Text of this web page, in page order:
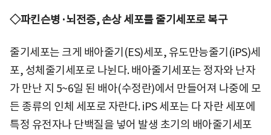
◇파킨슨병·뇌전증, 손상 세포를 줄기세포로 복구
줄기세포는 크게 배아줄기(ES)세포, 유도만능줄기(iPS)세
포, 성체줄기세포로 나뉜다. 배아줄기세포는 정자와 난자
가 만난 지 5~6일 된 배아(수정란)에서 만들어져 나중에 모
든 종류의 인체 세포로 자란다. iPS 세포는 다 자란 세포에
특정 유전자나 단백질을 넣어 발생 초기의 배아줄기세포